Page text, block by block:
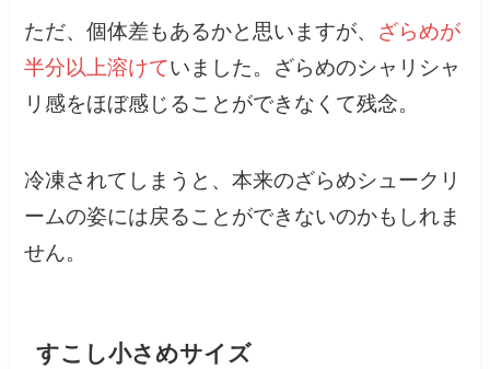
ただ、個体差もあるかと思いますが、 ざらめが
半分以上溶けていました。ざらめのシャリシャ
リ感をほぼ感じることができなくて残念。
冷凍されてしまうと、本来のざらめシュークリ
ームの姿には戻ることができないのかもしれま
せん。
すこし小さめサイズ